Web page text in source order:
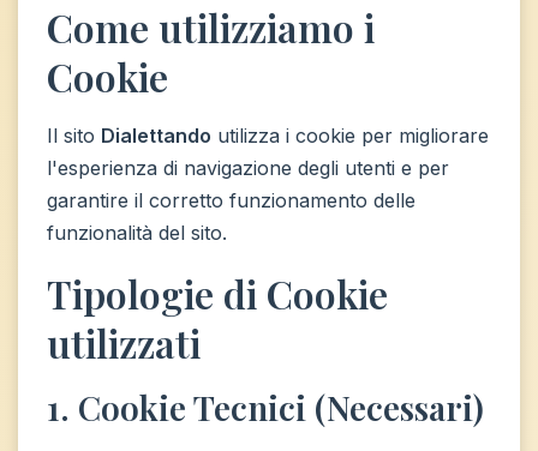
Come utilizziamo i
Cookie
Il sito Dialettando utilizza i cookie per migliorare
l'esperienza di navigazione degli utenti e per
garantire il corretto funzionamento delle
funzionalità del sito.
Tipologie di Cookie
utilizzati
1. Cookie Tecnici (Necessari)